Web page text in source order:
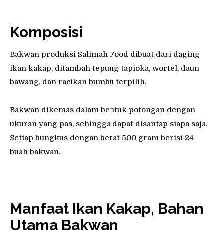
Komposisi
Bakwan produksi Salimah Food dibuat dari daging
ikan kakap, ditambah tepung tapioka, wortel, daun
bawang, dan racikan bumbu terpilih.
Bakwan dikemas dalam bentuk potongan dengan
ukuran yang pas, sehingga dapat disantap siapa saja.
Setiap bungkus dengan berat 500 gram berisi 24
buah bakwan.
Manfaat Ikan Kakap, Bahan
Utama Bakwan